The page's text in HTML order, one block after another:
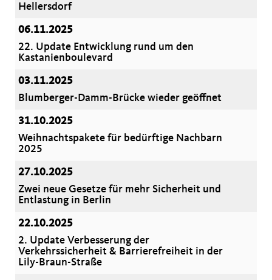
Hellersdorf
06.11.2025
22. Update Entwicklung rund um den
Kastanienboulevard
03.11.2025
Blumberger-Damm-Brücke wieder geöffnet
31.10.2025
Weihnachtspakete für bedürftige Nachbarn
2025
27.10.2025
Zwei neue Gesetze für mehr Sicherheit und
Entlastung in Berlin
22.10.2025
2. Update Verbesserung der
Verkehrssicherheit & Barrierefreiheit in der
Lily-Braun-Straße